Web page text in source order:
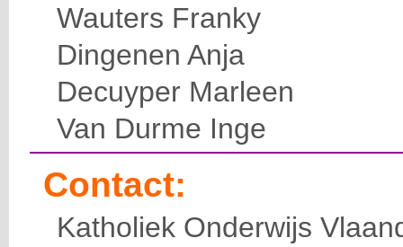
Wauters Franky
Dingenen Anja
Decuyper Marleen
Van Durme Inge
Contact:
Katholiek Onderwijs